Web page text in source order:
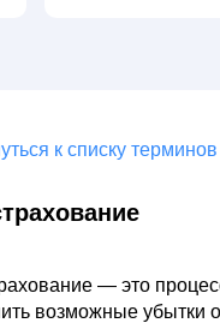
к списку терминов
— это
возможные убытки